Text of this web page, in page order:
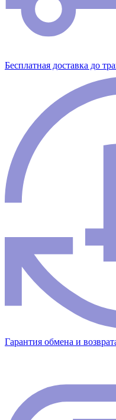
Бесплатная доставка до
Гарантия обмена и